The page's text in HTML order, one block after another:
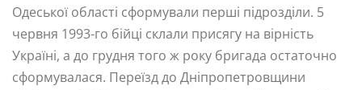
Одеської області сформували перші підрозділи. 5
червня 1993-го бійці склали присягу на вірність
Україні, а до грудня того ж року бригада остаточно
сформувалася. Переїзд до Дніпропетровщини